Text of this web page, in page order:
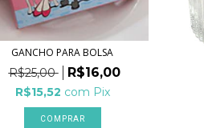
GANCHO PARA BOLSA
R$25,00 R$16,00
R$15,52 com Pix